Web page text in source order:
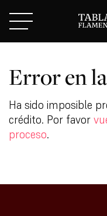
Error en
Ha sido imposible
crédito. Por favor
proceso.